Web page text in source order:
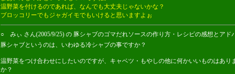
温野菜を付けるのであれば、なんでも大丈夫じゃないかな？
ブロッコリーでもジャガイモでもいけると思いますよぉ
○ みぃ さん(2005/9/25) の 豚シャブのゴマだれソースの作り方・レシピの感想とアド
豚シャブというのは、いわゆる冷シャブの事ですか？
温野菜をつけ合わせにしたいのですが、キャベツ・もやしの他に何かいいものはあり
か？